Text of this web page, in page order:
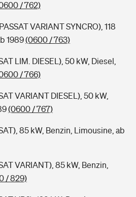
/ 762)
VARIANT SYNCRO), 118
1989(0600 / 763)
LIM. DIESEL), 50 kW, Diesel,
/ 766)
VARIANT DIESEL), 50 kW,
(0600 / 767)
85 kW, Benzin, Limousine, ab
VARIANT), 85 kW, Benzin,
/ 829)